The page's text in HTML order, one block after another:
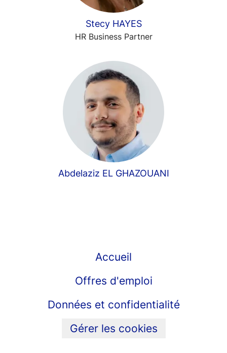
Stecy HAYES
HR Business Partner
Abdelaziz EL GHAZOUANI
Accueil
Offres d'emploi
Données et confidentialité
Gérer les cookies